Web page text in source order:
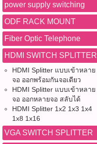
power supply switching
ODF RACK MOUNT
Fiber Optic Telephone
HDMI SWITCH SPLITTER
HDMI Splitter แบบเข้าหลาย
จอ ออกพร้อมกันจอเดียว
HDMI Splitter แบบเข้าหลาย
จอ ออกหลายจอ สลับได้
HDMI Splitter 1x2 1x3 1x4
1x8 1x16
VGA SWITCH SPLITTER